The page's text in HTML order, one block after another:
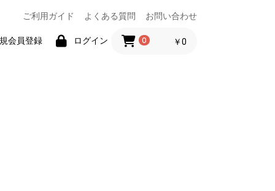
ご利用ガイド よくある質問 お問い合わせ
会員登録 ログイン 0 ￥0